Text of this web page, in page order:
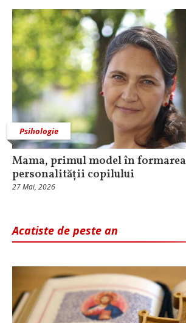
Psihologie
Mama, primul model în formarea
personalității copilului
27 Mai, 2026
Acatiste de peste an